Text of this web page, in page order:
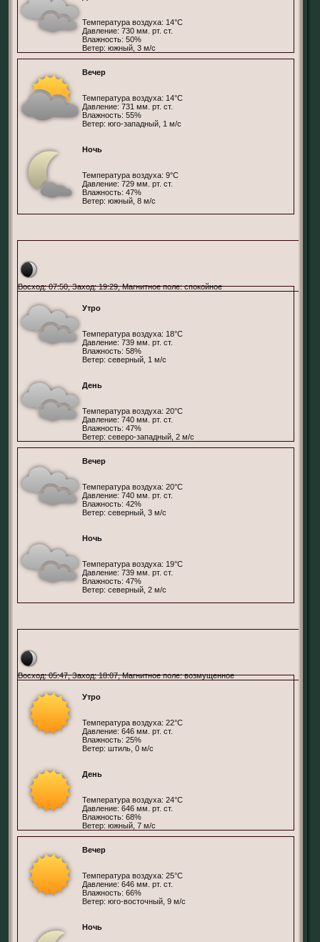
Температура воздуха: 14°С
Давление: 730 мм. рт. ст.
Влажность: 50%
Ветер: южный, 3 м/с
Вечер
Температура воздуха: 14°С
Давление: 731 мм. рт. ст.
Влажность: 55%
Ветер: юго-западный, 1 м/с
Ночь
Температура воздуха: 9°С
Давление: 729 мм. рт. ст.
Влажность: 47%
Ветер: южный, 8 м/с
Восход: 07:50, Заход: 19:29, Магнитное поле: спокойное
Утро
Температура воздуха: 18°С
Давление: 739 мм. рт. ст.
Влажность: 58%
Ветер: северный, 1 м/с
День
Температура воздуха: 20°С
Давление: 740 мм. рт. ст.
Влажность: 47%
Ветер: северо-западный, 2 м/с
Вечер
Температура воздуха: 20°С
Давление: 740 мм. рт. ст.
Влажность: 42%
Ветер: северный, 3 м/с
Ночь
Температура воздуха: 19°С
Давление: 739 мм. рт. ст.
Влажность: 47%
Ветер: северный, 2 м/с
Восход: 05:47, Заход: 18:07, Магнитное поле: возмущенное
Утро
Температура воздуха: 22°С
Давление: 646 мм. рт. ст.
Влажность: 25%
Ветер: штиль, 0 м/с
День
Температура воздуха: 24°С
Давление: 646 мм. рт. ст.
Влажность: 68%
Ветер: южный, 7 м/с
Вечер
Температура воздуха: 25°С
Давление: 646 мм. рт. ст.
Влажность: 66%
Ветер: юго-восточный, 9 м/с
Ночь